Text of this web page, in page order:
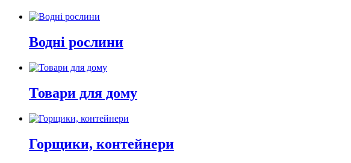
Водні рослини
Товари для дому
Горщики, контейнери